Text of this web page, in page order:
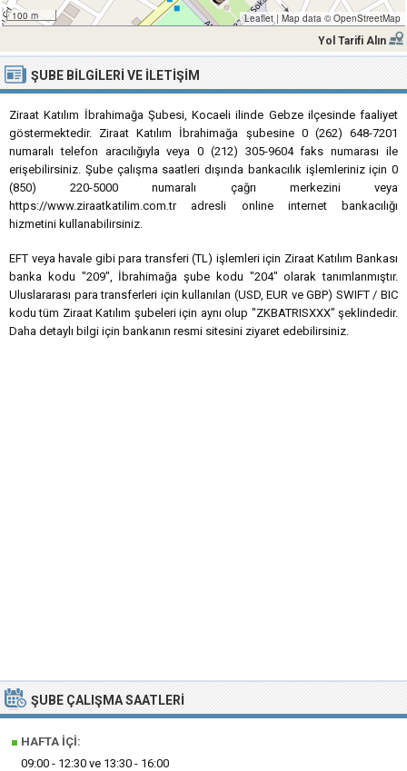
100 m Leaflet | Map data ©OpenStreetMap
Yol Tarifi Alın
ŞUBE BILGILERI VE İLETIŞIM
Ziraat Katılım İbrahimağa Şubesi, Kocaeli ilinde Gebze ilçesinde faaliyet
göstermektedir. Ziraat Katılım İbrahimağa şubesine 0 (262) 648-7201
numaralı telefon aracılığıyla veya 0 (212) 305-9604 faks numarası ile
erişebilirsiniz. Şube çalışma saatleri dışında bankacılık işlemleriniz için 0
(850) 220-5000 numaralı çağrı merkezini veya
https://www.ziraatkatilim.com.tr adresli online internet bankacılığı
hizmetini kullanabilirsiniz.
EFT veya havale gibi para transferi (TL) işlemleri için Ziraat Katılım Bankası
banka kodu "209", İbrahimağa şube kodu "204" olarak tanımlanmıştır.
Uluslararası para transferleri için kullanılan (USD, EUR ve GBP) SWIFT / BIC
kodu tüm Ziraat Katılım şubeleri için aynı olup "ZKBATRISXXX" şeklindedir.
Daha detaylı bilgi için bankanın resmi sitesini ziyaret edebilirsiniz.
ŞUBE ÇALIŞMA SAATLERI
■ HAFTA İÇI:
09:00 - 12:30 ve 13:30 - 16:00